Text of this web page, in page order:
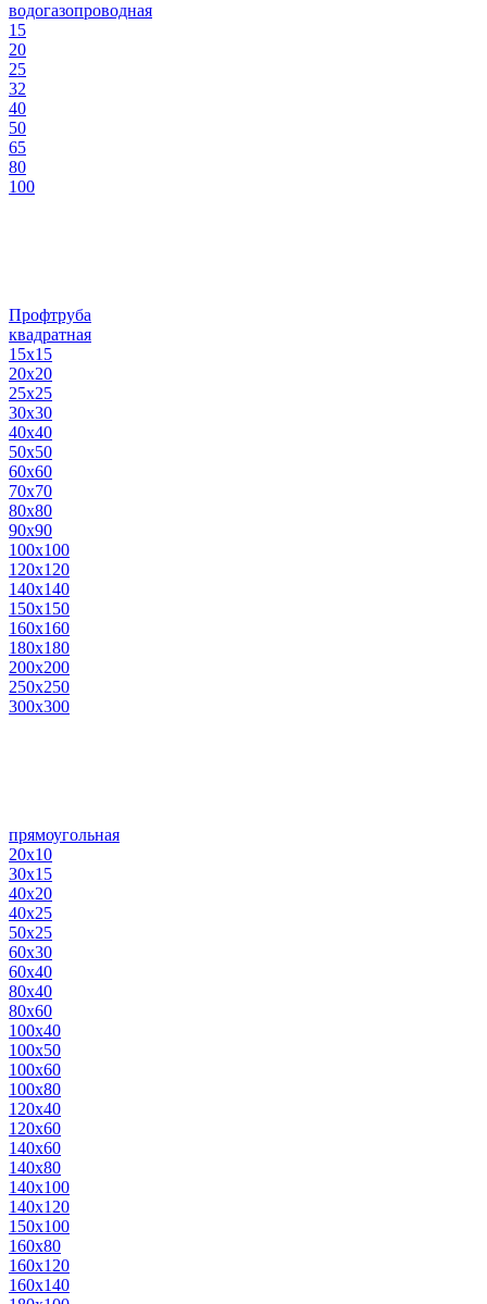
водогазопроводная
15
20
25
32
40
50
65
80
100
Профтруба
квадратная
15х15
20х20
25х25
30х30
40х40
50х50
60х60
70х70
80х80
90х90
100х100
120х120
140х140
150х150
160х160
180х180
200х200
250х250
300х300
прямоугольная
20х10
30х15
40х20
40х25
50х25
60х30
60х40
80х40
80х60
100х40
100х50
100х60
100х80
120х40
120х60
140х60
140х80
140х100
140х120
150х100
160х80
160х120
160х140